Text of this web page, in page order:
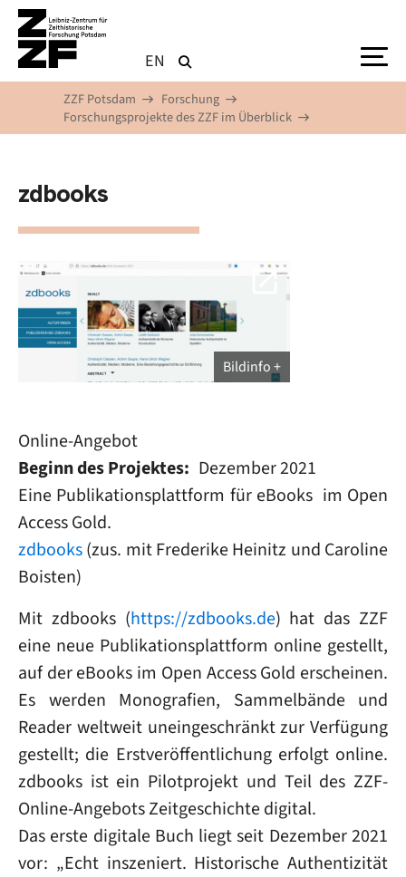
Direkt zum Inhalt
EN
ZZF Potsdam
Forschung
Forschungsprojekte des ZZF im Überblick
zdbooks
Bildinfo
Online-Angebot
Beginn des Projektes
Dezember 2021
Eine Publikationsplattform für eBooks im Open
Access Gold.
zdbooks(zus. mit Frederike Heinitz und Caroline
Boisten)
Mit zdbooks (https://zdbooks.de) hat das ZZF
eine neue Publikationsplattform online gestellt,
auf der eBooks im Open Access Gold erscheinen.
Es werden Monografien, Sammelbände und
Reader weltweit uneingeschränkt zur Verfügung
gestellt; die Erstveröffentlichung erfolgt online.
zdbooks ist ein Pilotprojekt und Teil des ZZF-
Online-Angebots Zeitgeschichte digital.
Das erste digitale Buch liegt seit Dezember 2021
vor: „Echt inszeniert. Historische Authentizität